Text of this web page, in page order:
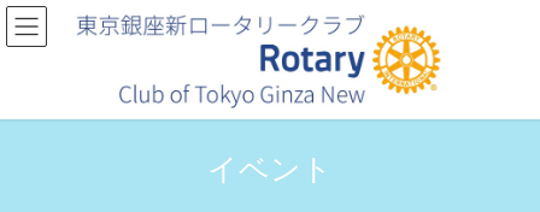
コ
ン
ナ
ビ
イベント